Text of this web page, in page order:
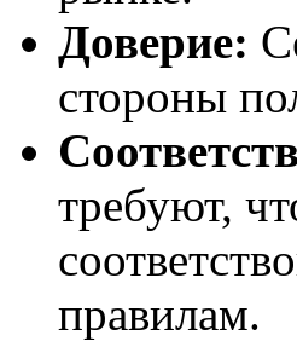
Доверие:
стороны
требуют,
правилам.